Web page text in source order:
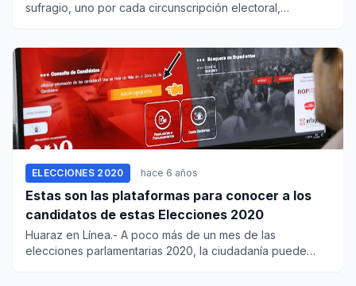
sufragio, uno por cada circunscripción electoral,
ELECCIONES 2020 hace 6 años
Estas son las plataformas para conocer a los
candidatos de estas Elecciones 2020
Huaraz en Línea.- A poco más de un mes de las
elecciones parlamentarias 2020, la ciudadanía puede